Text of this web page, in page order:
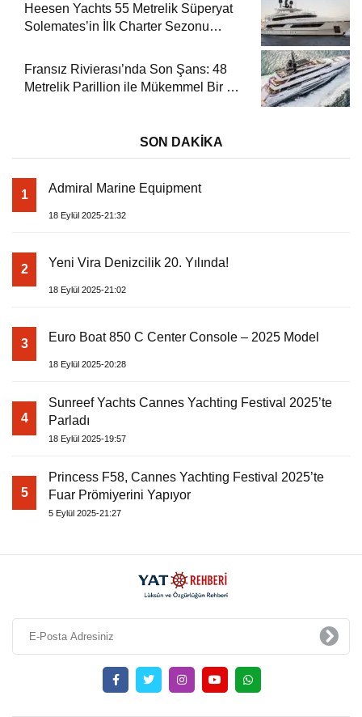
Heesen Yachts 55 Metrelik Süperyat
Solemates’in İlk Charter Sezonu
Fransız Rivierası’nda Son Şans: 48
Metrelik Parillion ile Mükemmel Bir Yat
SON DAKİKA
1 Admiral Marine Equipment
18 Eylül 2025-21:32
2 Yeni Vira Denizcilik 20. Yılında!
18 Eylül 2025-21:02
3 Euro Boat 850 C Center Console – 2025 Model
18 Eylül 2025-20:28
4
Sunreef Yachts Cannes Yachting Festival 2025’te
Parladı
18 Eylül 2025-19:57
5
Princess F58, Cannes Yachting Festival 2025’te
Fuar Prömiyerini Yapıyor
5 Eylül 2025-21:27